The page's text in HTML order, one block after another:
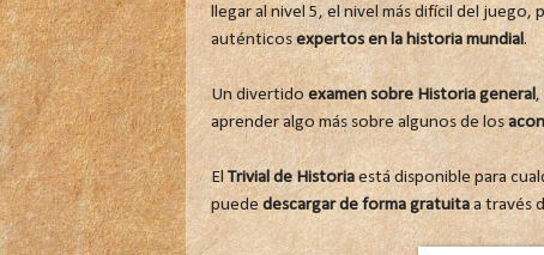
llegar al nivel 5, el nivel más difícil del juego,
auténticosexpertos en la historia mundial.
Un divertido examen sobre Historia general,
aprender algo más sobre algunos de los
ElTrivial de Historiaestá disponible para
puededescargar de forma gratuitaa través